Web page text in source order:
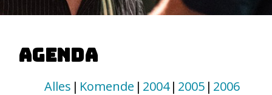
Agenda
Alles Komende 2004 2005 2006